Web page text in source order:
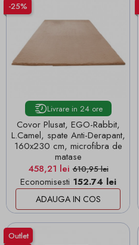
-25%
Livrare in 24 ore
Covor Plusat, EGO-Rabbit,
L.Camel, spate Anti-Derapant,
160x230 cm, microfibra de
matase
Pret
458,21 leiPret de baza
610,95 lei
Economisesti 152.74 lei
ADAUGA IN COS
Outlet